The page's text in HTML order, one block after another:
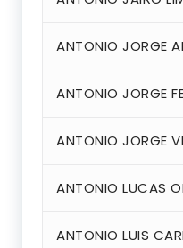
ANTONIO JORGE
ANTONIO JORGE
ANTONIO JORGE
ANTONIO LUCAS
ANTONIO LUIS